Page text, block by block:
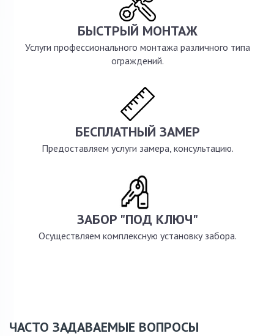
БЫСТРЫЙ МОНТАЖ
Услуги профессионального монтажа различного типа
ограждений.
БЕСПЛАТНЫЙ ЗАМЕР
Предоставляем услуги замера, консультацию.
ЗАБОР "ПОД КЛЮЧ"
Осуществляем комплексную установку забора.
ЧАСТО ЗАДАВАЕМЫЕ ВОПРОСЫ